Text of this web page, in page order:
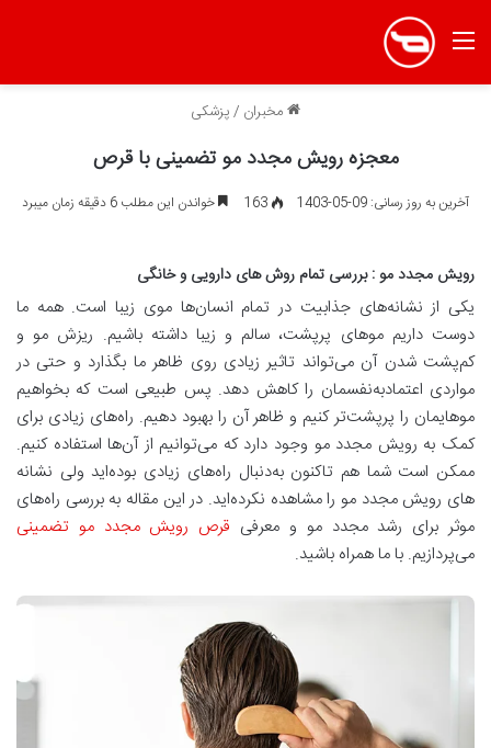
منو
مخبران /پزشکی
معجزه رویش مجدد مو تضمینی با قرص
آخرین به روز رسانی: 09-05-1403 163 خواندن این مطلب 6 دقیقه زمان میبرد
رویش مجدد مو : بررسی تمام روش های دارویی و خانگی
یکی از نشانه‌های جذابیت در تمام انسان‌ها موی زیبا است. همه ما
دوست داریم موهای پرپشت، سالم و زیبا داشته باشیم. ریزش مو و
کم‌پشت شدن آن می‌تواند تاثیر زیادی روی ظاهر ما بگذارد و حتی در
مواردی اعتمادبه‌نفسمان را کاهش دهد. پس طبیعی است که بخواهیم
موهایمان را پرپشت‌تر کنیم و ظاهر آن را بهبود دهیم. راه‌های زیادی برای
کمک به رویش مجدد مو وجود دارد که می‌توانیم از آن‌ها استفاده کنیم.
ممکن است شما هم تاکنون به‌دنبال راه‌های زیادی بوده‌اید ولی نشانه
های رویش مجدد مو را مشاهده نکرده‌اید. در این مقاله به بررسی راه‌های
موثر برای رشد مجدد مو و معرفی قرص رویش مجدد مو تضمینی
می‌پردازیم. با ما همراه باشید.